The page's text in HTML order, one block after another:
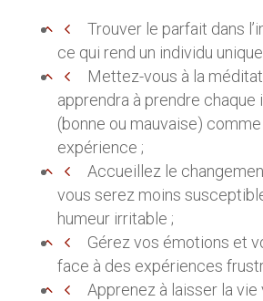
Trouver le parfait dans
ce qui rend un individu
Mettez-vous à la
apprendra à prendre chaque
(bonne ou mauvaise) comme
expérience ;
Accueillez le
vous serez moins susceptible
humeur irritable ;
Gérez vos émotions et
face à des expériences
Apprenez à laisser la vie